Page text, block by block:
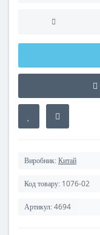
Виробник: Китай
Код товару: 1076-02
Артикул: 4694